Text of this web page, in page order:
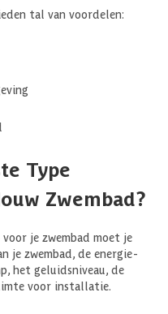
tal van voordelen:
Type
Zwembad?
je zwembad moet je
je zwembad, de energie-
het geluidsniveau, de
voor installatie.